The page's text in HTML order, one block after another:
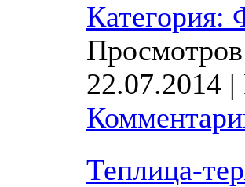
Категория:
22.07.2014 |
Теплица-